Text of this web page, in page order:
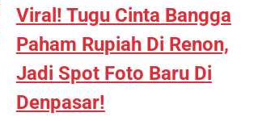
Viral! Tugu Cinta Bangga
Paham Rupiah Di Renon,
Jadi Spot Foto Baru Di
Denpasar!